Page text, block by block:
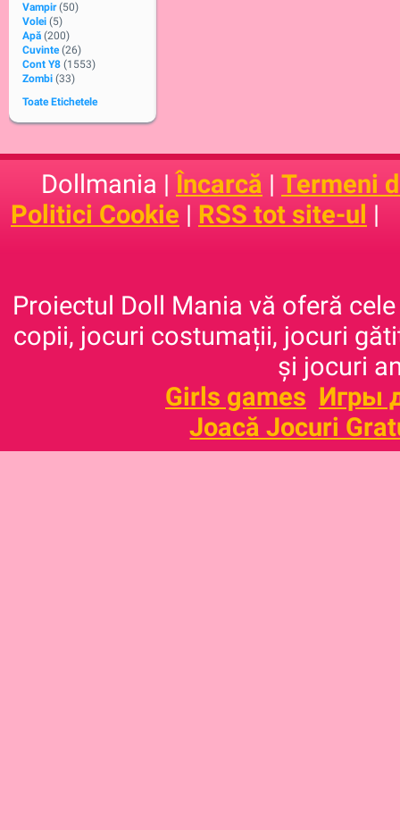
Vampir (50)
Volei (5)
Apă (200)
Cuvinte (26)
Cont Y8 (1553)
Zombi (33)
Toate Etichetele
Dollmania |Încarcă | Termeni
Politici Cookie | RSS tot site-ul |
Proiectul Doll Mania vă oferă
copii, jocuri costumații, jocuri
și jocuri
Girls games Игры
Joacă Jocuri